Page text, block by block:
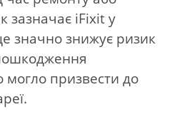
зазначає iFixit у
значно знижує ризик
призвести до